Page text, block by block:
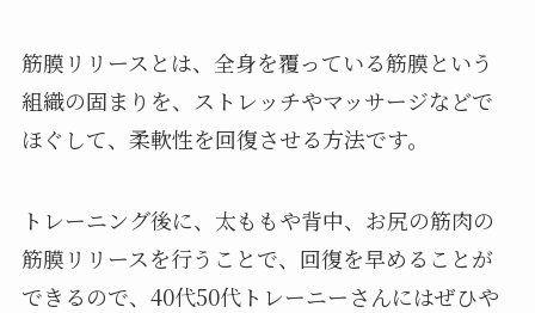
筋膜リリースとは、全身を覆っている筋膜という
組織の固まりを、ストレッチやマッサージなどで
ほぐして、柔軟性を回復させる方法です。
トレーニング後に、太ももや背中、お尻の筋肉の
筋膜リリースを行うことで、回復を早めることが
できるので、40代50代トレーニーさんにはぜひや